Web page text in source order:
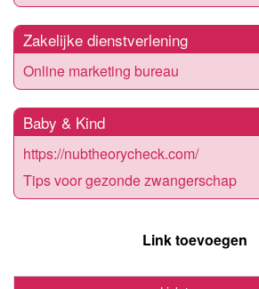
Zakelijke dienstverlening
Online marketing bureau
Baby & Kind
https://nubtheorycheck.com/
Tips voor gezonde zwangerschap
Link toevoegen